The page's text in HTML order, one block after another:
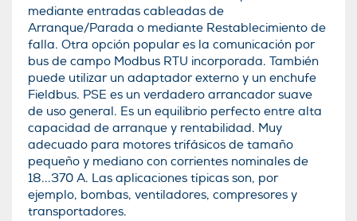
mediante entradas cableadas de
Arranque/Parada o mediante Restablecimiento de
falla. Otra opción popular es la comunicación por
bus de campo Modbus RTU incorporada. También
puede utilizar un adaptador externo y un enchufe
Fieldbus. PSE es un verdadero arrancador suave
de uso general. Es un equilibrio perfecto entre alta
capacidad de arranque y rentabilidad. Muy
adecuado para motores trifásicos de tamaño
pequeño y mediano con corrientes nominales de
18...370 A. Las aplicaciones típicas son, por
ejemplo, bombas, ventiladores, compresores y
transportadores.